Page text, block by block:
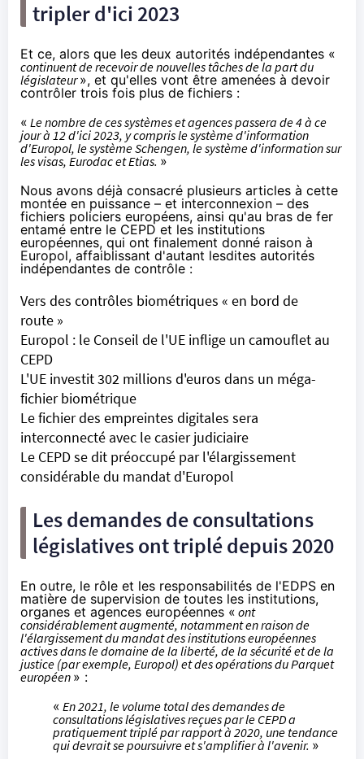
tripler d'ici 2023
Et ce, alors que les deux autorités indépendantes «
continuent de recevoir de nouvelles tâches de la part du
législateur», et qu'elles vont être amenées à devoir
contrôler trois fois plus de fichiers :
« Le nombre de ces systèmes et agences passera de 4 à ce
jour à 12 d'ici 2023, y compris le système d'information
d'Europol, le système Schengen, le système d'information sur
les visas, Eurodac et Etias. »
Nous avons déjà consacré plusieurs articles à cette
montée en puissance – et interconnexion – des
fichiers policiers européens, ainsi qu'au bras de fer
entamé entre le CEPD et les institutions
européennes, qui ont finalement donné raison à
Europol, affaiblissant d'autant lesdites autorités
indépendantes de contrôle :
Vers des contrôles biométriques « en bord de
route »
Europol : le Conseil de l'UE inflige un camouflet au
CEPD
L'UE investit 302 millions d'euros dans un méga-
fichier biométrique
Le fichier des empreintes digitales sera
interconnecté avec le casier judiciaire
Le CEPD se dit préoccupé par l'élargissement
considérable du mandat d'Europol
Les demandes de consultations
législatives ont triplé depuis 2020
En outre, le rôle et les responsabilités de l'EDPS en
matière de supervision de toutes les institutions,
organes et agences européennes « ont
considérablement augmenté, notamment en raison de
l'élargissement du mandat des institutions européennes
actives dans le domaine de la liberté, de la sécurité et de la
justice (par exemple, Europol) et des opérations du Parquet
européen » :
« En 2021, le volume total des demandes de
consultations législatives reçues par le CEPD a
pratiquement triplé par rapport à 2020, une tendance
qui devrait se poursuivre et s'amplifier à l'avenir. »